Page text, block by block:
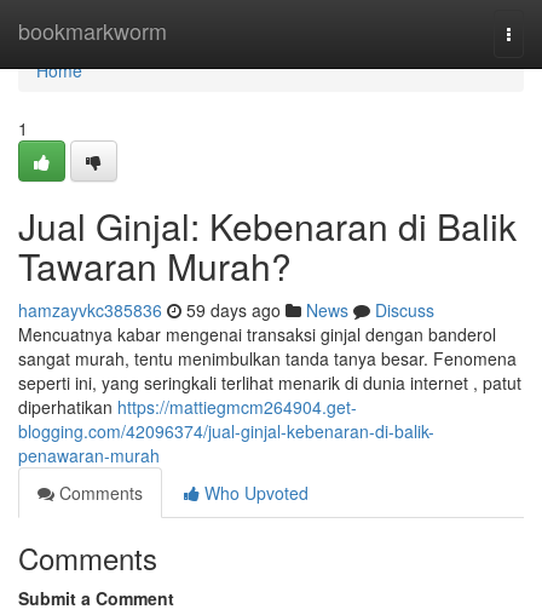
bookmarkworm
Home
Home
1
Jual Ginjal: Kebenaran di Balik
Tawaran Murah?
hamzayvkc385836 59 days ago News
Discuss
Mencuatnya kabar mengenai transaksi ginjal dengan banderol
sangat murah, tentu menimbulkan tanda tanya besar. Fenomena
seperti ini, yang seringkali terlihat menarik di dunia internet , patut
diperhatikan https://mattiegmcm264904.get-
blogging.com/42096374/jual-ginjal-kebenaran-di-balik-
penawaran-murah
Comments
Who Upvoted
Comments
Submit a Comment